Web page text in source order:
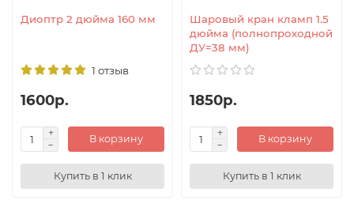
Диоптр 2 дюйма 160 мм
1 отзыв
1600р.
В корзину
Купить в 1 клик
Шаровый кран кламп 1.5
дюйма (полнопроходной
ДУ=38 мм)
1850р.
В корзину
Купить в 1 клик